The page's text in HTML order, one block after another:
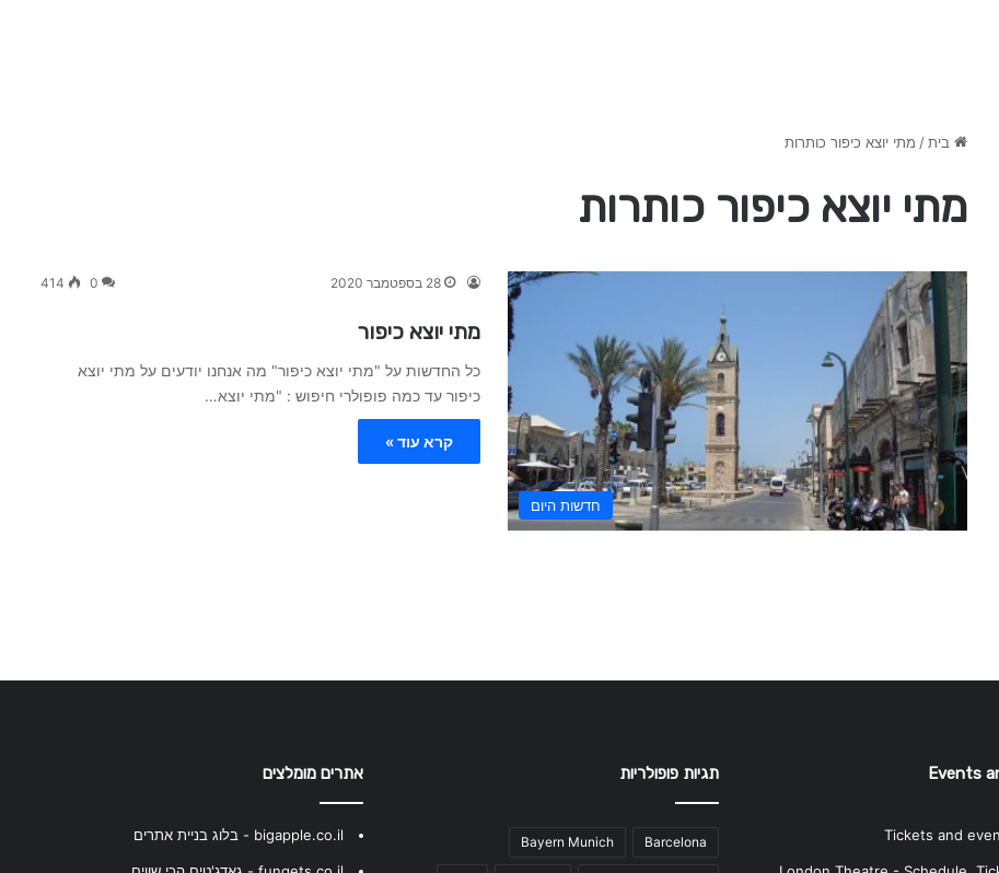
בית / מתי יוצא כיפור כותרות
מתי יוצא כיפור כותרות
חדשות היום
28 בספטמבר 2020 0
414
מתי יוצא כיפור
כל החדשות על "מתי יוצא כיפור" מה אנחנו יודעים על מתי יוצא
כיפור עד כמה פופולרי חיפוש : "מתי יוצא…
קרא עוד »
Events
Tickets and
תגיות פופולריות
Barcelona
Bayern Munich
אתרים מומלצים
bigapple.co.il - בלוג בניית אתרים